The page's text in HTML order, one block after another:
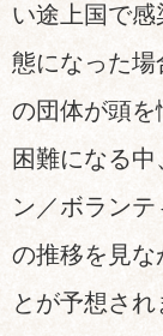
い途上国で
態になった
の団体が頭
困難になる
ン／ボラン
の推移を見
とが予想さ